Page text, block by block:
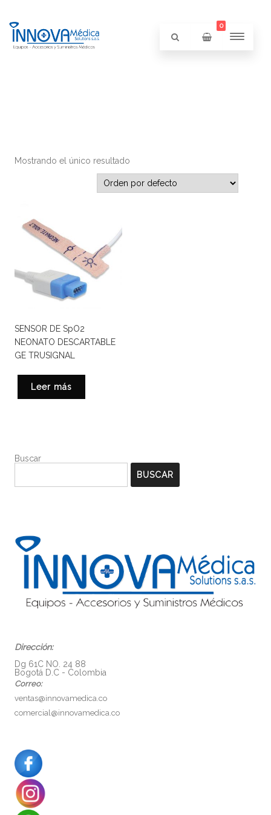
0
Mostrando el único resultado
SENSOR DE SpO2
NEONATO DESCARTABLE
GE TRUSIGNAL
Leer más
Buscar
BUSCAR
Dirección:
Dg 61C NO. 24 88
Bogotá D.C - Colombia
Correo:
ventas@innovamedica.co
comercial@innovamedica.co